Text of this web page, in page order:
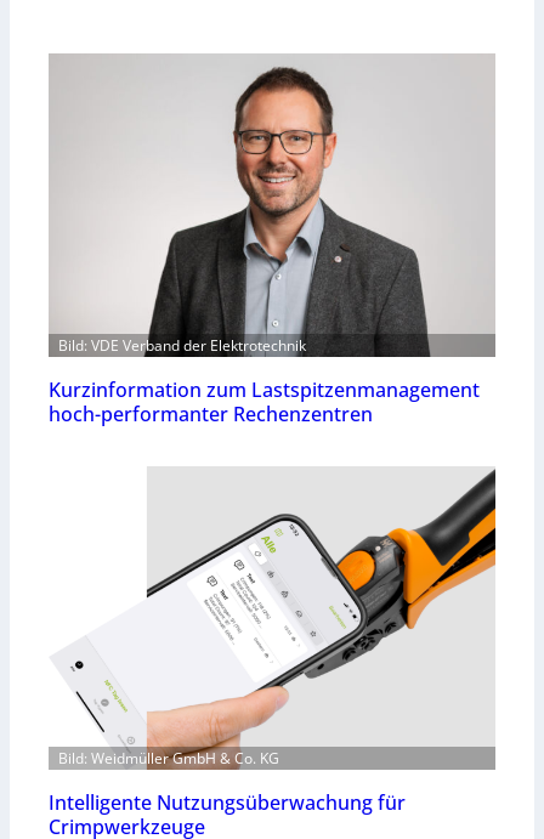
Bild: VDE Verband der Elektrotechnik
Kurzinformation zum Lastspitzenmanagement
hoch-performanter Rechenzentren
Bild: Weidmüller GmbH & Co. KG
Intelligente Nutzungsüberwachung für
Crimpwerkzeuge